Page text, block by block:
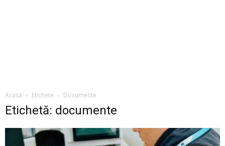
Acasă Etichete Documente
Etichetă: documente